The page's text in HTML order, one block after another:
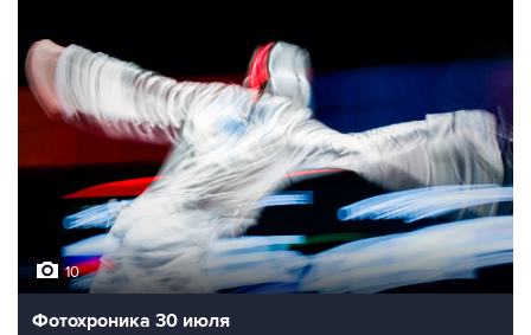
10
Фотохроника 30 июля